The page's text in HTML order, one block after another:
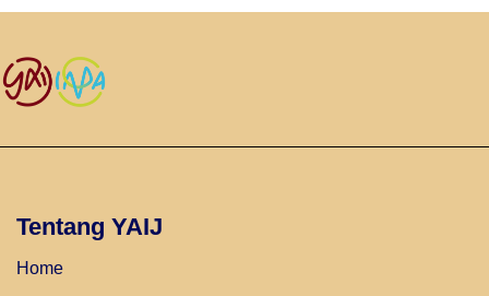
Tentang YAIJ
Home